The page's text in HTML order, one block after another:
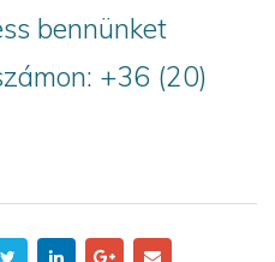
bennünket
+36 (20)